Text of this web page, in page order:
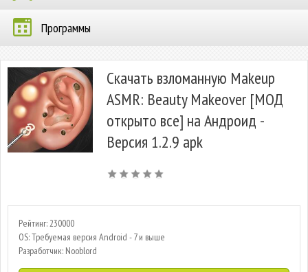
Программы
Скачать взломанную Makeup
ASMR: Beauty Makeover [МОД
открыто все] на Андроид -
Версия 1.2.9 apk
Рейтинг: 230000
OS: Требуемая версия Android - 7 и выше
Разработчик: Nooblord